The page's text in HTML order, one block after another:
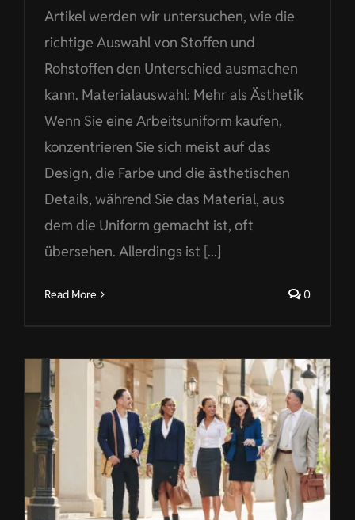
Artikel werden wir untersuchen, wie die
richtige Auswahl von Stoffen und
Rohstoffen den Unterschied ausmachen
kann. Materialauswahl: Mehr als Ästhetik
Wenn Sie eine Arbeitsuniform kaufen,
konzentrieren Sie sich meist auf das
Design, die Farbe und die ästhetischen
Details, während Sie das Material, aus
dem die Uniform gemacht ist, oft
übersehen. Allerdings ist [...]
Read More 0